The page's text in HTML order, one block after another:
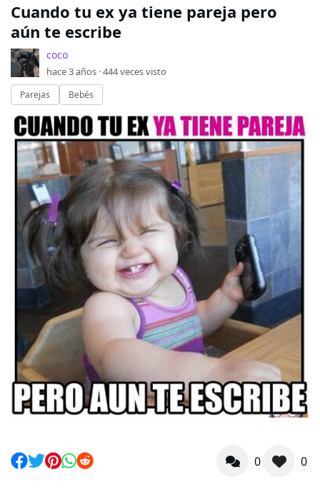
Cuando tu ex ya tiene pareja pero
aún te escribe
coco
hace 3 años ·444veces visto
Parejas Bebés
0 0